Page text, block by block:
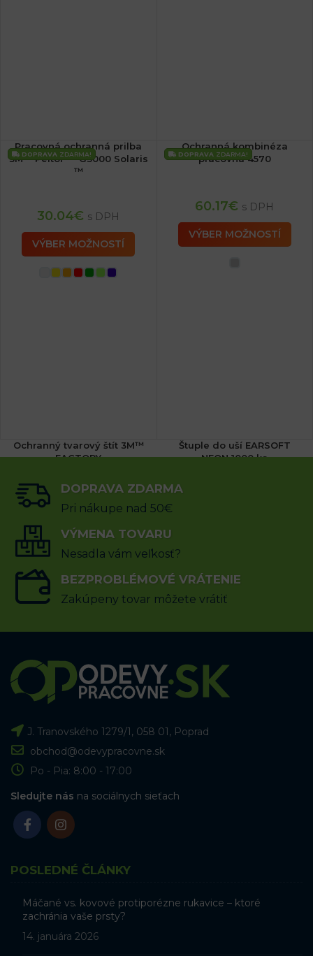
Pracovná ochranná prilba
3M™ Peltor ™ G3000 Solaris
™
30.04€ s DPH
VÝBER MOŽNOSTÍ
Ochranná kombinéza
pracovná 4570
60.17€ s DPH
VÝBER MOŽNOSTÍ
DOPRAVA ZDARMA!
Ochranný tvarový štít 3M™
FACTORY
75.83€ s DPH
PRIDAŤ DO KOŠÍKA
DOPRAVA ZDARMA!
Štuple do uší EARSOFT
NEON 1000 ks
DOPRAVA ZDARMA
Pri nákupe nad 50€
VÝMENA TOVARU
Nesadla vám veľkosť?
BEZPROBLÉMOVÉ VRÁTENIE
Zakúpeny tovar môžete vrátiť
J. Tranovského 1279/1, 058 01, Poprad
obchod@odevypracovne.sk
Po - Pia: 8:00 - 17:00
Sledujte nás na sociálnych sieťach
POSLEDNÉ ČLÁNKY
Máčané vs. kovové protiporézne rukavice – ktoré
zachránia vaše prsty?
14. januára 2026